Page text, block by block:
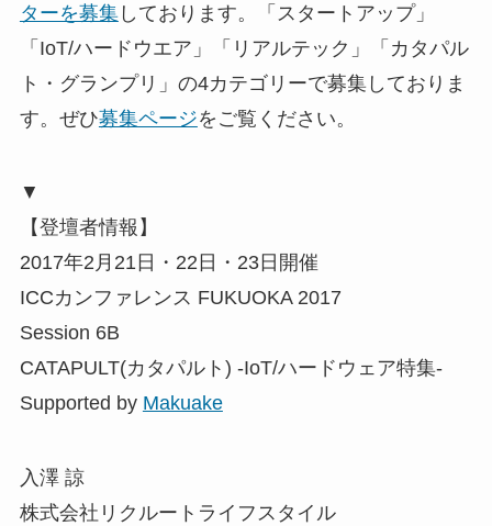
ターを募集しております。「スタートアップ」
「IoT/ハードウエア」「リアルテック」「カタパル
ト・グランプリ」の4カテゴリーで募集しておりま
す。ぜひ募集ページをご覧ください。
▼
【登壇者情報】
2017年2月21日・22日・23日開催
ICCカンファレンス FUKUOKA 2017
Session 6B
CATAPULT(カタパルト) -IoT/ハードウェア特集-
Supported by Makuake
入澤 諒
株式会社リクルートライフスタイル